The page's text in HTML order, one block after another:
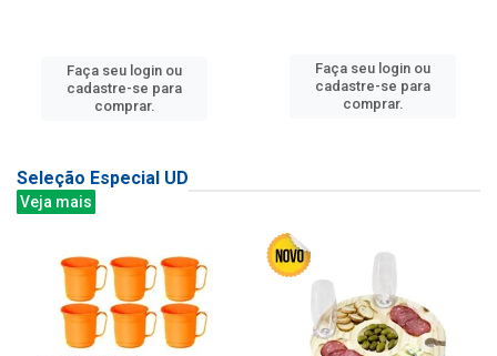
Faça seu login ou
cadastre-se para
comprar.
Faça seu login ou
cadastre-se para
comprar.
Seleção Especial UD
Veja mais